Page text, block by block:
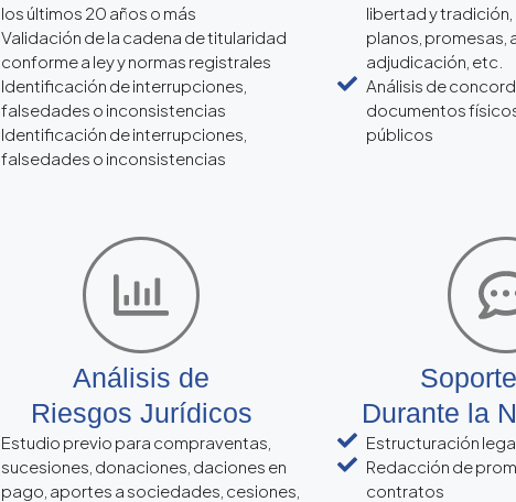
los últimos 20 años o más
Validación de la cadena de titularidad
conforme a ley y normas registrales
Identificación de interrupciones,
falsedades o inconsistencias
Identificación de interrupciones,
falsedades o inconsistencias
libertad y tradición,
planos, promesas,
adjudicación, etc.
Análisis de
documentos
públicos
Análisis de
Riesgos Jurídicos
Estudio previo para compraventas,
sucesiones, donaciones, daciones en
pago, aportes a sociedades, cesiones,
Durante la
Estructuración
Redacción de
contratos